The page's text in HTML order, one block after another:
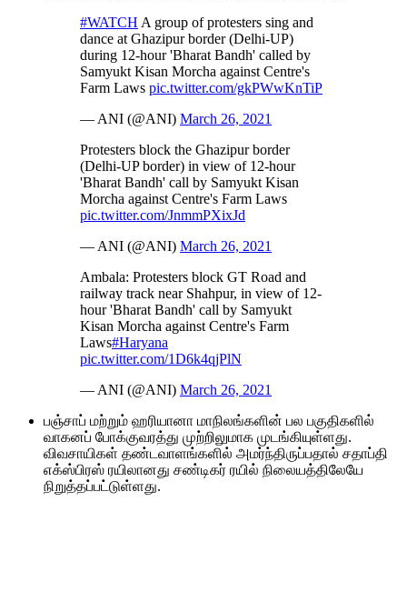
#WATCH A group of protesters sing and
dance at Ghazipur border (Delhi-UP)
during 12-hour 'Bharat Bandh' called by
Samyukt Kisan Morcha against Centre's
Farm Laws pic.twitter.com/gkPWwKnTiP
— ANI (@ANI) March 26, 2021
Protesters block the Ghazipur border
(Delhi-UP border) in view of 12-hour
'Bharat Bandh' call by Samyukt Kisan
Morcha against Centre's Farm Laws
pic.twitter.com/JnmmPXixJd
— ANI (@ANI) March 26, 2021
Ambala: Protesters block GT Road and
railway track near Shahpur, in view of 12-
hour 'Bharat Bandh' call by Samyukt
Kisan Morcha against Centre's Farm
Laws#Haryana
pic.twitter.com/1D6k4qjPlN
— ANI (@ANI) March 26, 2021
பஞ்சாப் மற்றும் ஹரியானா மாநிலங்களின் பல பகுதிகளில்
வாகனப் போக்குவரத்து முற்றிலுமாக முடங்கியுள்ளது.
விவசாயிகள் தண்டவாளங்களில் அமர்ந்திருப்பதால் சதாப்தி
எக்ஸ்பிரஸ் ரயிலானது சண்டிகர் ரயில் நிலையத்திலேயே
நிறுத்தப்பட்டுள்ளது.